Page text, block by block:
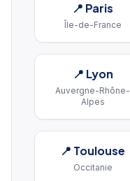
📍 Paris
Île-de-France
📍 Lyon
Auvergne-Rhône-
Alpes
📍 Toulouse
Occitanie